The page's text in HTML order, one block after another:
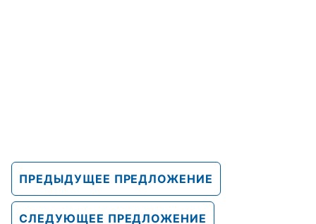
ПРЕДЫДУЩЕЕ ПРЕДЛОЖЕНИЕ
СЛЕДУЮЩЕЕ ПРЕДЛОЖЕНИЕ